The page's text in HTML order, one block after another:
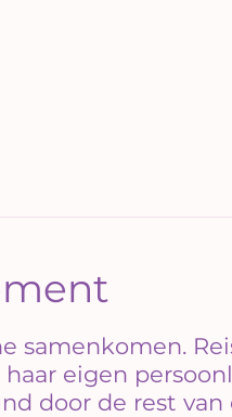
samenkomen.
eigen
door de rest van